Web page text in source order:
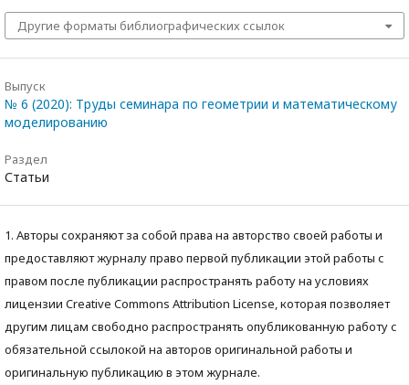
Другие форматы библиографических ссылок
Выпуск
№ 6 (2020): Труды семинара по геометрии и математическому
моделированию
Раздел
Статьи
1. Авторы сохраняют за собой права на авторство своей работы и
предоставляют журналу право первой публикации этой работы с
правом после публикации распространять работу на условиях
лицензии Creative Commons Attribution License, которая позволяет
другим лицам свободно распространять опубликованную работу с
обязательной ссылокой на авторов оригинальной работы и
оригинальную публикацию в этом журнале.